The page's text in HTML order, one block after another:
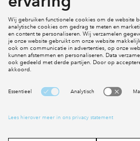
Social Media
Cookies